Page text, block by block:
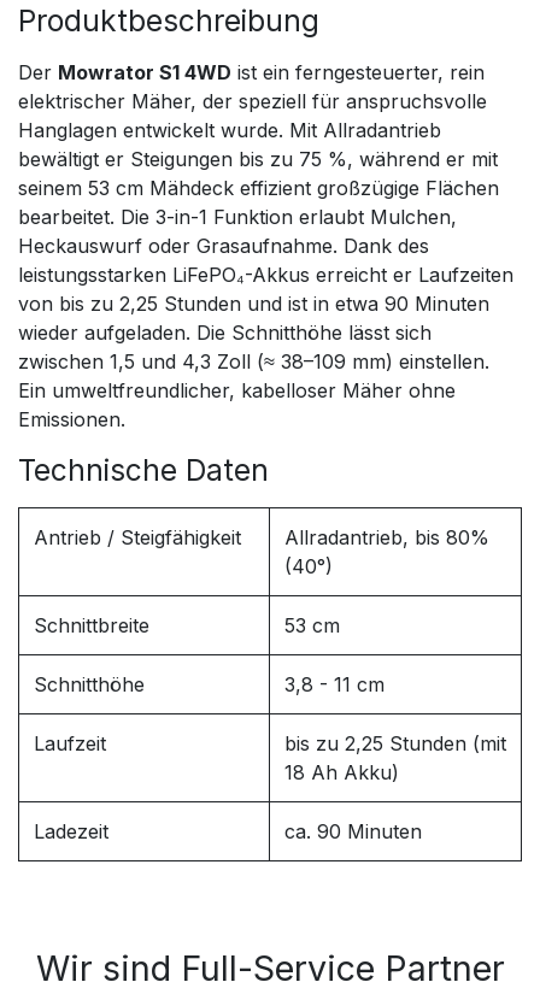
Produktbeschreibung
Der Mowrator S1 4WD ist ein ferngesteuerter, rein
elektrischer Mäher, der speziell für anspruchsvolle
Hanglagen entwickelt wurde. Mit Allradantrieb
bewältigt er Steigungen bis zu 75 %, während er mit
seinem 53 cm Mähdeck effizient großzügige Flächen
bearbeitet. Die 3-in-1 Funktion erlaubt Mulchen,
Heckauswurf oder Grasaufnahme. Dank des
leistungsstarken LiFePO₄-Akkus erreicht er Laufzeiten
von bis zu 2,25 Stunden und ist in etwa 90 Minuten
wieder aufgeladen. Die Schnitthöhe lässt sich
zwischen 1,5 und 4,3 Zoll (≈ 38–109 mm) einstellen.
Ein umweltfreundlicher, kabelloser Mäher ohne
Emissionen.
Technische Daten
Antrieb / Steigfähigkeit
Allradantrieb, bis 80%
(40°)
Schnittbreite 53 cm
Schnitthöhe 3,8 - 11 cm
Laufzeit
bis zu 2,25 Stunden (mit
18 Ah Akku)
Ladezeit ca. 90 Minuten
Wir sind Full-Service Partner